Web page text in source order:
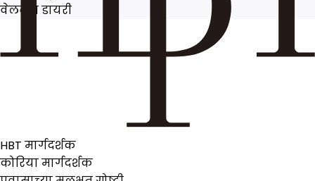
HBT मार्गदर्शक
कोरिया मार्गदर्शक
वेलनेस डायरी